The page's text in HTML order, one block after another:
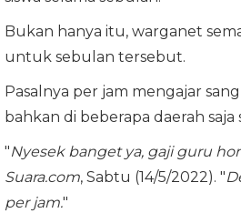
Bukan hanya itu, warganet
untuk sebulan tersebut.
Pasalnya per jam mengajar sang
bahkan di beberapa daerah
"Nyesek banget ya, gaji guru
Suara.com, Sabtu (14/5/2022). "
per jam."